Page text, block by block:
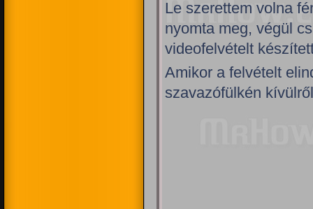
Le szerettem volna
nyomta meg, végül
videofelvételt
Amikor a felvételt
szavazófülkén